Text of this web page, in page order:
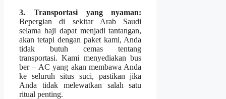
3. Transportasi yang nyaman:
Bepergian di sekitar Arab Saudi
selama haji dapat menjadi tantangan,
akan tetapi dengan paket kami, Anda
tidak butuh cemas tentang
transportasi. Kami menyediakan bus
ber – AC yang akan membawa Anda
ke seluruh situs suci, pastikan jika
Anda tidak melewatkan salah satu
ritual penting.